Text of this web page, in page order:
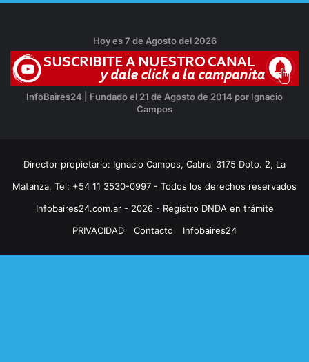
Hoy es 7 de Agosto del 2026
InfoBaires24 | Fundado el 21 de Agosto de 2014 por Ignacio
Campos
Director propietario: Ignacio Campos, Cabral 3175 Dpto. 2, La
Matanza, Tel: +54 11 3530-0997 - Todos los derechos reservados
Infobaires24.com.ar - 2026 - Registro DNDA en trámite
PRIVACIDAD
Contacto Infobaires24